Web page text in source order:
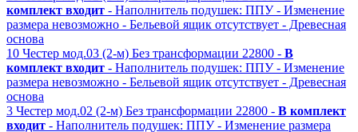
комплект входит - Наполнитель подушек: ППУ - Изменение
размера невозможно - Бельевой ящик отсутствует - Древесная
основа
10 Честер мод.03 (2-м) Без трансформации 22800 - В
комплект входит - Наполнитель подушек: ППУ - Изменение
размера невозможно - Бельевой ящик отсутствует - Древесная
основа
3 Честер мод.02 (2-м) Без трансформации 22800 - В комплект
входит - Наполнитель подушек: ППУ - Изменение размера